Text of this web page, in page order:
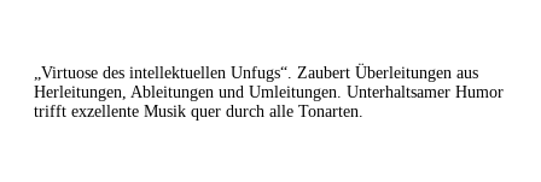
„Virtuose des intellektuellen Unfugs“. Zaubert Überleitungen aus
Herleitungen, Ableitungen und Umleitungen. Unterhaltsamer Humor
trifft exzellente Musik quer durch alle Tonarten.